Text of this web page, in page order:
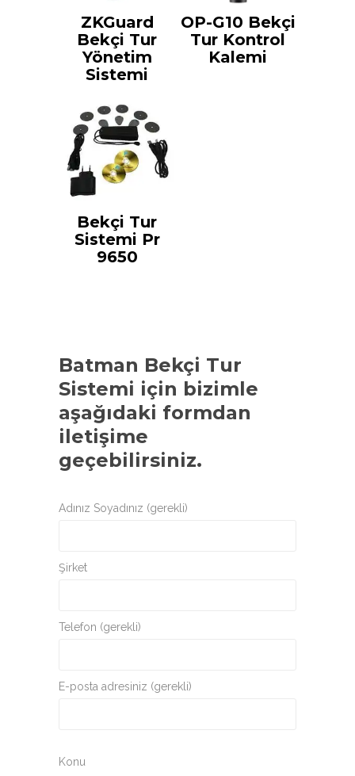
ZKGuard
Bekçi Tur
Yönetim
Sistemi
OP-G10 Bekçi
Tur Kontrol
Kalemi
Bekçi Tur
Sistemi Pr
9650
Batman Bekçi Tur
Sistemi için bizimle
aşağıdaki formdan
iletişime
geçebilirsiniz.
Adınız Soyadınız (gerekli)
Şirket
Telefon (gerekli)
E-posta adresiniz (gerekli)
Konu